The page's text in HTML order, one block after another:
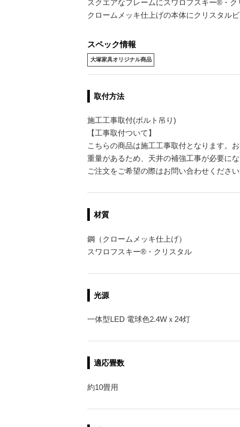
スクエアなフレームにスワロフスキー®・
クロームメッキ仕上げの本体にクリスタル
スペック情報
大塚家具オリジナル商品
取付方法
施工工事取付(ボルト吊り)
【工事取付ついて】
こちらの商品は施工工事取付となります。
重量があるため、天井の補強工事が必要にな
ご注文をご希望の際はお問い合わせください
材質
鋼（クロームメッキ仕上げ）
スワロフスキー®・クリスタル
光源
一体型LED 電球色2.4Wｘ24灯
適応畳数
約10畳用